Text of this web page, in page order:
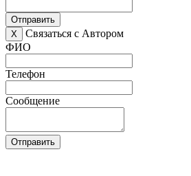
Отправить
X
Связаться с Автором
ФИО
Телефон
Сообщение
Отправить